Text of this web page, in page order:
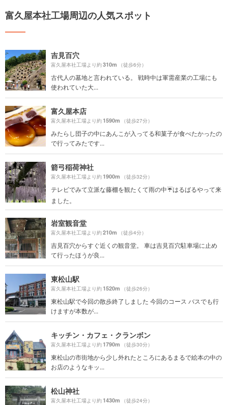
富久屋本社工場周辺の人気スポット
吉見百穴
富久屋本社工場より約310m （徒歩6分）
古代人の墓地と言われている。 戦時中は軍需産業の工場にも
使われていた大...
富久屋本店
富久屋本社工場より約1590m （徒歩27分）
みたらし団子の中にあんこが入ってる和菓子が食べたかったの
で行ってみたです...
箭弓稲荷神社
富久屋本社工場より約1900m （徒歩32分）
テレビでみて立派な藤棚を観たくて雨の中☔️はるばるやって来
ました。
岩室観音堂
富久屋本社工場より約210m （徒歩4分）
吉見百穴からすぐ近くの観音堂。 車は吉見百穴駐車場に止め
て行ったほうが良...
東松山駅
富久屋本社工場より約1520m （徒歩26分）
東松山駅で今回の散歩終了しました 今回のコース バスでも行
けますが本数が...
キッチン・カフェ・クランボン
富久屋本社工場より約1790m （徒歩30分）
東松山の市街地から少し外れたところにあるまるで絵本の中の
お店のようなキッ...
松山神社
富久屋本社工場より約1430m （徒歩24分）